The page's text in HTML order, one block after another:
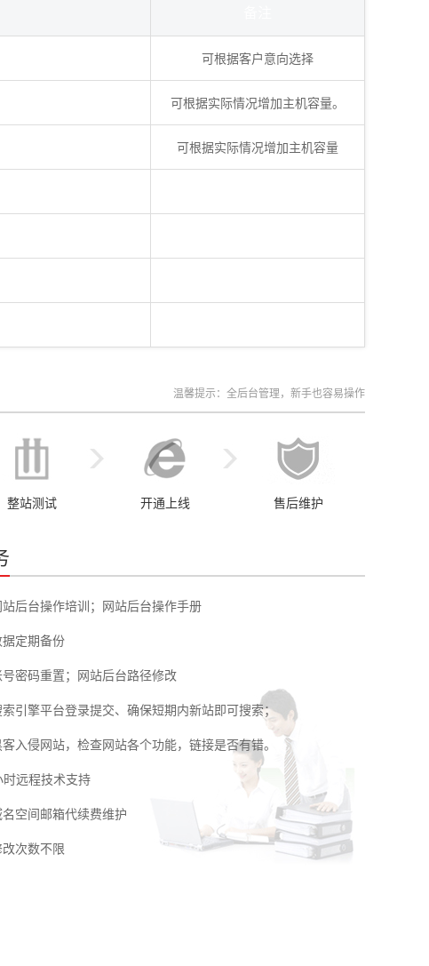
可根据客户意向选择
可根据实际情况增加主机容量。
可根据实际情况增加主机容量
温馨提示：全后台管理，新手也容易操作
整站测试 开通上线 售后维护
后台操作培训；网站后台操作手册
定期备份
密码重置；网站后台路径修改
引擎平台登录提交、确保短期内新站即可搜索；
入侵网站，检查网站各个功能，链接是否有错。
远程技术支持
空间邮箱代续费维护
次数不限